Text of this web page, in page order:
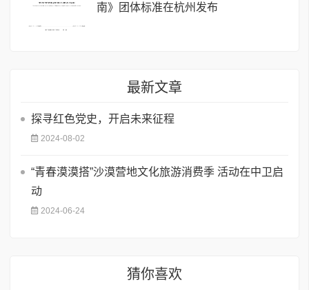
南》团体标准在杭州发布
最新文章
探寻红色党史，开启未来征程
2024-08-02
“青春漠漠搭”沙漠营地文化旅游消费季 活动在中卫启
动
2024-06-24
猜你喜欢